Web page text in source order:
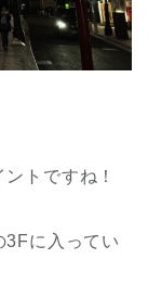
トですね！
3Fに入ってい